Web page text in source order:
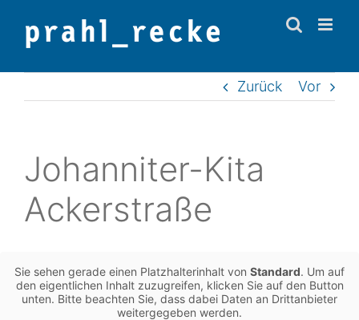
Inhalt
Zurück
Vor
Johan­ni­ter-Kita
Ackerstraße
Sie sehen gerade einen Platz­hal­ter­in­halt von Stan­dard. Um auf
den eigent­li­chen Inhalt zuzu­grei­fen, kli­cken Sie auf den Button
unten. Bitte beach­ten Sie, dass dabei Daten an Dritt­an­bie­ter
wei­ter­ge­ge­ben werden.